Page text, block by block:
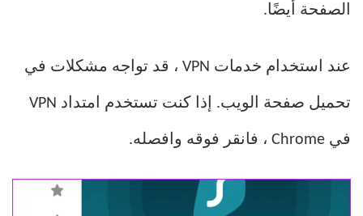
الصفحة أيضًا.
عند استخدام خدمات VPN ، قد تواجه مشكلات في
تحميل صفحة الويب. إذا كنت تستخدم امتداد VPN
في Chrome ، فانقر فوقه وافصله.